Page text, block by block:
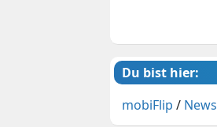
Du bist hier:
mobiFlip / News